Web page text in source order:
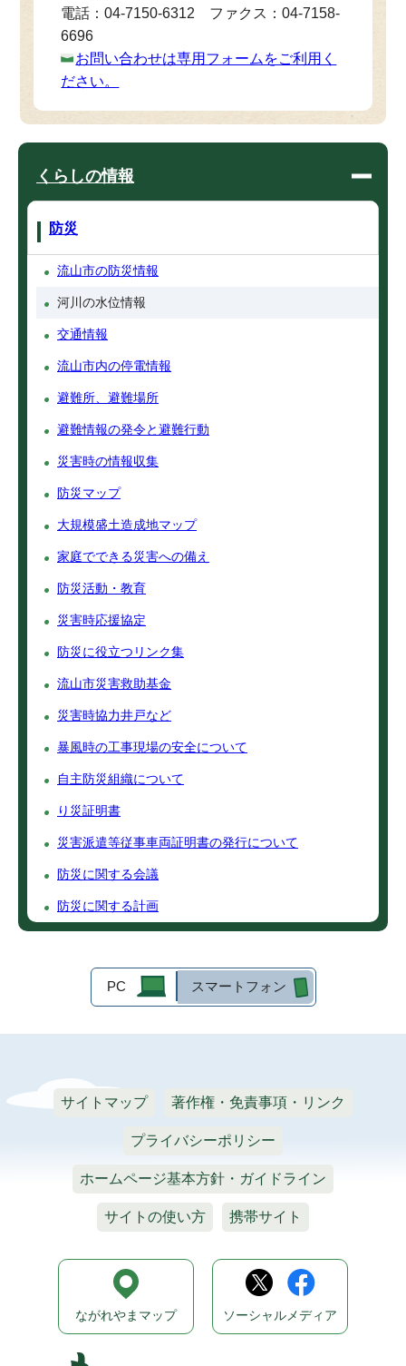
電話：04-7150-6312 ファクス：04-7158-
6696
お問い合わせは専用フォームをご利用く
ださい。
くらしの情報
防災
流山市の防災情報
河川の水位情報
交通情報
流山市内の停電情報
避難所、避難場所
避難情報の発令と避難行動
災害時の情報収集
防災マップ
大規模盛土造成地マップ
家庭でできる災害への備え
防災活動・教育
災害時応援協定
防災に役立つリンク集
流山市災害救助基金
災害時協力井戸など
暴風時の工事現場の安全について
自主防災組織について
り災証明書
災害派遣等従事車両証明書の発行について
防災に関する会議
防災に関する計画
PC スマートフォン
サイトマップ 著作権・免責事項・リンク
プライバシーポリシー
ホームページ基本方針・ガイドライン
サイトの使い方 携帯サイト
ながれやまマップ ソーシャルメディア